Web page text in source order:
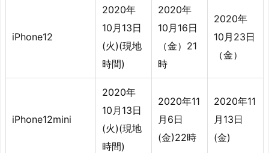
iPhone12
2020年
10月13日
(火)(現地
時間)
2020年
10月16日
（金）21
時
2020年
10月23日
（金）
iPhone12mini
2020年
10月13日
(火)(現地
時間)
2020年11
月6日
(金)22時
2020年11
月13日
(金)